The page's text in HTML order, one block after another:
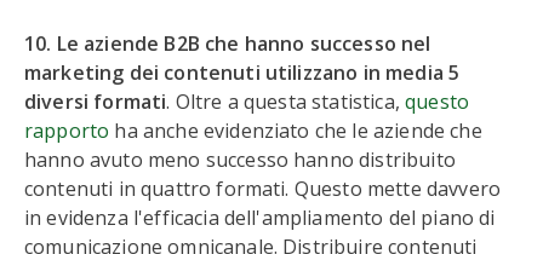
10. Le aziende B2B che hanno successo nel
marketing dei contenuti utilizzano in media 5
diversi formati. Oltre a questa statistica,questo
rapporto ha anche evidenziato che le aziende che
hanno avuto meno successo hanno distribuito
contenuti in quattro formati. Questo mette davvero
in evidenza l'efficacia dell'ampliamento del piano di
comunicazione omnicanale. Distribuire contenuti